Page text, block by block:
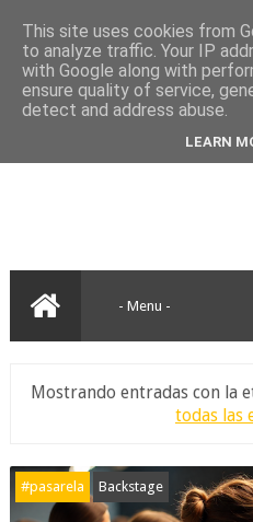
Mostrando entradas con la
todas las
#pasarela Backstage
This site uses cookies from
to analyze traffic. Your IP
with Google along with
ensure quality of service,
detect and address abuse.
LEARN